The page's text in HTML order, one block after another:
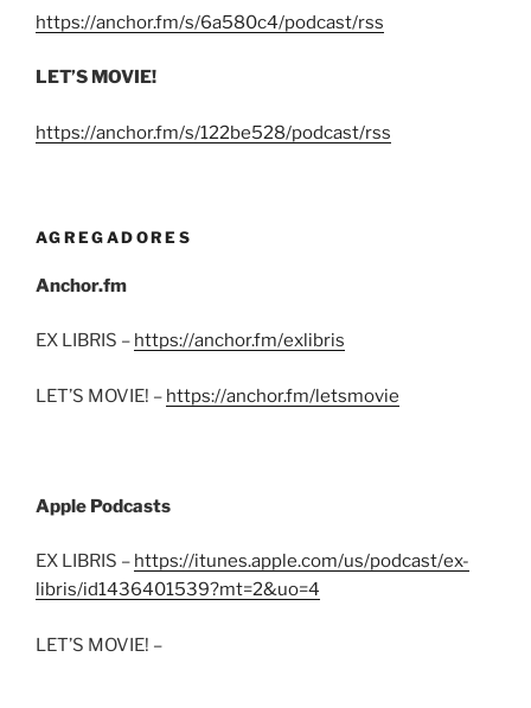
https://anchor.fm/s/6a580c4/podcast/rss
LET’S MOVIE!
https://anchor.fm/s/122be528/podcast/rss
AGREGADORES
Anchor.fm
EX LIBRIS – https://anchor.fm/exlibris
LET’S MOVIE! – https://anchor.fm/letsmovie
Apple Podcasts
EX LIBRIS – https://itunes.apple.com/us/podcast/ex-
libris/id1436401539?mt=2&uo=4
LET’S MOVIE! –